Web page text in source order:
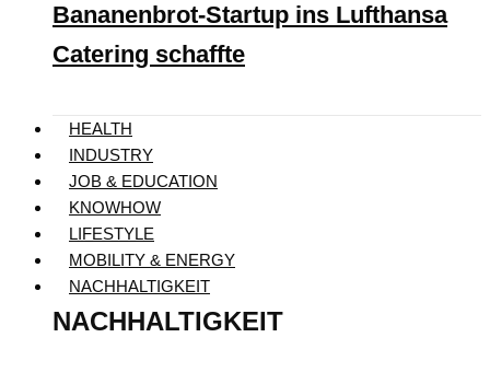
Bananenbrot-Startup ins Lufthansa
Catering schaffte
HEALTH
INDUSTRY
JOB & EDUCATION
KNOWHOW
LIFESTYLE
MOBILITY & ENERGY
NACHHALTIGKEIT
NACHHALTIGKEIT